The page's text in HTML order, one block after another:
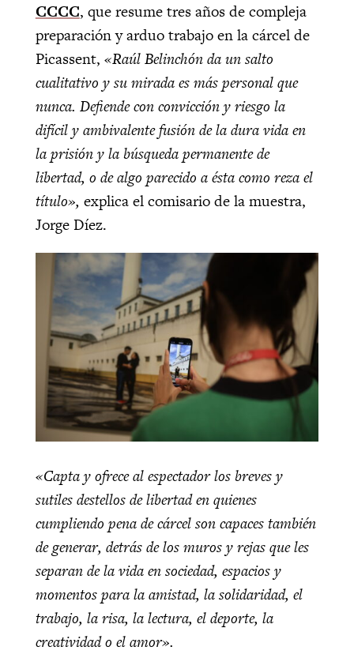
CCCC, que resume tres años de compleja
preparación y arduo trabajo en la cárcel de
Picassent, «Raúl Belinchón da un salto
cualitativo y su mirada es más personal que
nunca. Defiende con convicción y riesgo la
difícil y ambivalente fusión de la dura vida en
la prisión y la búsqueda permanente de
libertad, o de algo parecido a ésta como reza el
título», explica el comisario de la muestra,
Jorge Díez.
«Capta y ofrece al espectador los breves y
sutiles destellos de libertad en quienes
cumpliendo pena de cárcel son capaces también
de generar, detrás de los muros y rejas que les
separan de la vida en sociedad, espacios y
momentos para la amistad, la solidaridad, el
trabajo, la risa, la lectura, el deporte, la
creatividad o el amor».